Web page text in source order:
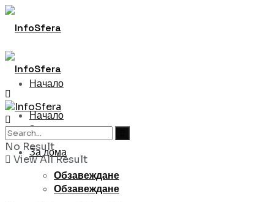
Начало
За дома
Обзавеждане
Начало
За дома
Обзавеждане
No Result
View All Result